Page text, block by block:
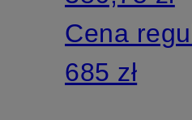
Cena
685 zł